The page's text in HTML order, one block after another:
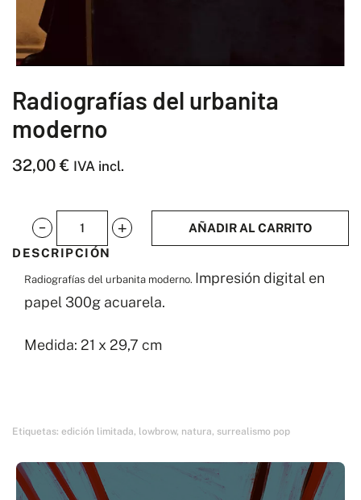
Radiografías del urbanita
moderno
32,00€ IVA incl.
Radiografías
del
urbanita
moderno
cantidad
AÑADIR AL CARRITO
DESCRIPCIÓN
Radiografías del urbanita moderno. Impresión digital en
papel 300g acuarela.
Medida: 21 x 29,7 cm
Etiquetas: edición limitada, lowbrow, natura, surrealismo pop